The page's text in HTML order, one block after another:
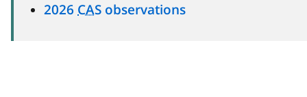
2026 CAS observations